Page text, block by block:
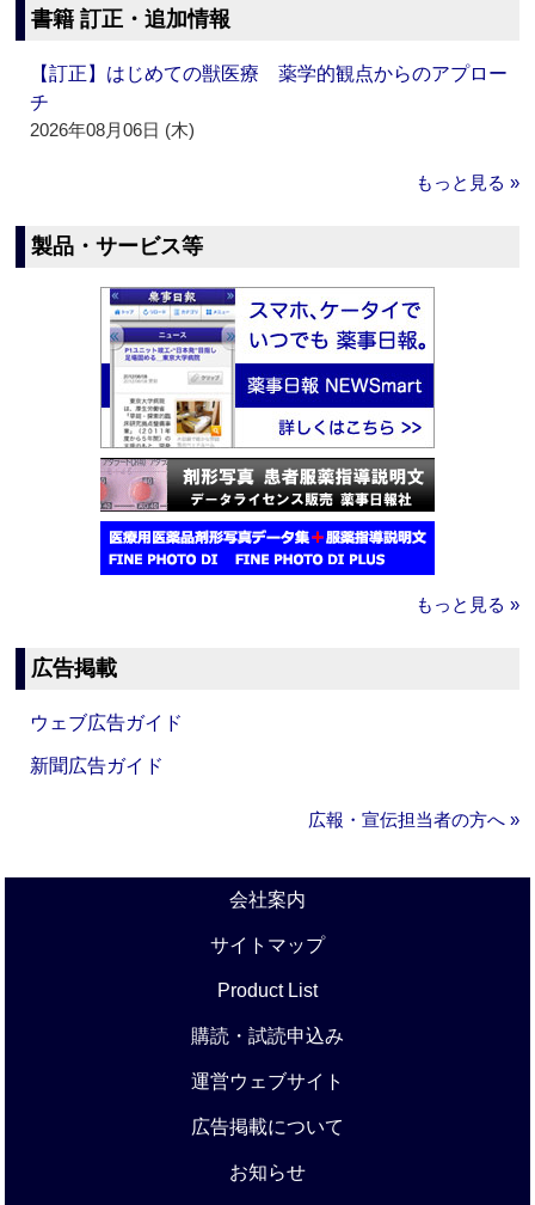
書籍 訂正・追加情報
【訂正】はじめての獣医療 薬学的観点からのアプロー
チ
2026年08月06日 (木)
もっと見る »
製品・サービス等
もっと見る »
広告掲載
ウェブ広告ガイド
新聞広告ガイド
広報・宣伝担当者の方へ »
会社案内
サイトマップ
Product List
購読・試読申込み
運営ウェブサイト
広告掲載について
お知らせ